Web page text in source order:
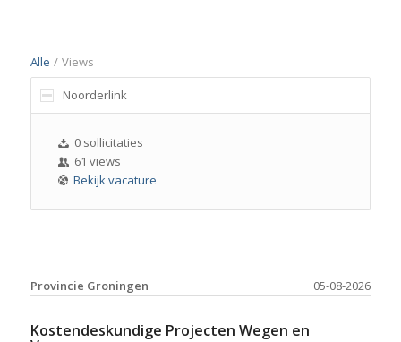
Alle / Views
Noorderlink
0 sollicitaties
61 views
Bekijk vacature
05-08-2026
Provincie Groningen
Kostendeskundige Projecten Wegen en